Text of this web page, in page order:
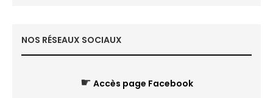
NOS RÉSEAUX SOCIAUX
☛ Accès page Facebook